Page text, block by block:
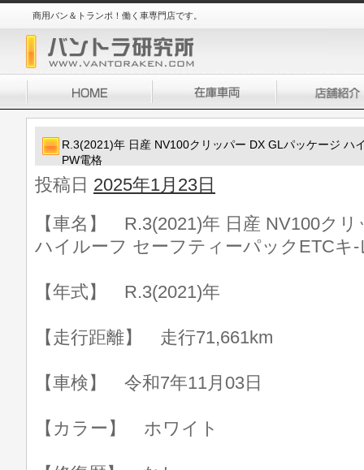
商用バン＆トランポ！働く車専門店です。
R.3(2021)年 日産 NV100クリッパー DX GLパッケージ ハ
PW電格
投稿日 2025年1月23日
【車名】 R.3(2021)年 日産 NV100ク
ハイルーフ セーフティーパックETCキ
【年式】 R.3(2021)年
【走行距離】 走行71,661km
【車検】 令和7年11月03日
【カラー】 ホワイト